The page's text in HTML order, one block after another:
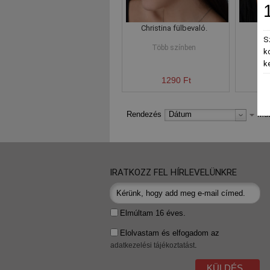
Christina fülbevaló.
Több színben
1290 Ft
Rendezés Dátum
IRATKOZZ FEL HÍRLEVELÜNKRE
Elmúltam 16 éves.
Elolvastam és elfogadom az
adatkezelési tájékoztatást.